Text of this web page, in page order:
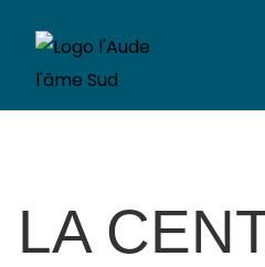
LA